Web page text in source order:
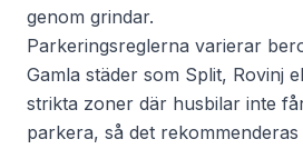
genom grindar.
Parkeringsreglerna varierar
Gamla städer som Split, Rovinj
strikta zoner där husbilar inte
parkera, så det